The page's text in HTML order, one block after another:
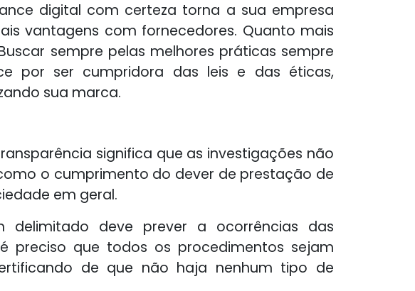
digital com certeza torna a sua empresa
vantagens com fornecedores. Quanto mais
sempre pelas melhores práticas sempre
por ser cumpridora das leis e das éticas,
sua marca.
significa que as investigações não
o cumprimento do dever de prestação de
em geral.
deve prever a ocorrências das
preciso que todos os procedimentos sejam
de que não haja nenhum tipo de